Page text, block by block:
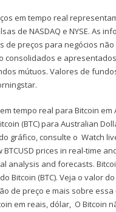
em tempo real
de NASDAQ e NYSE. As
de preços para negócios
consolidados e
mútuos. Valores de
tempo real para Bitcoin em
(BTC) para Australian
gráfico, consulte o Watch
prices in real-time
analysis and forecasts.
Bitcoin (BTC). Veja o valor
de preço e mais sobre
em reais, dólar, O Bitcoin